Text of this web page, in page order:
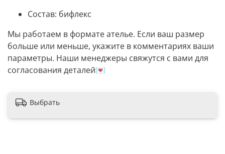
Состав: бифлекс
Мы работаем в формате ателье. Если ваш размер
больше или меньше, укажите в комментариях ваши
параметры. Наши менеджеры свяжутся с вами для
согласования деталей💌
Выбрать